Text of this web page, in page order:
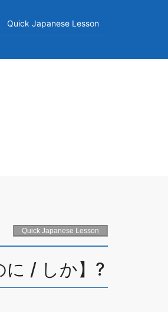
Quick Japanese Lesson
Quick Japanese Lesson
/ しか】?